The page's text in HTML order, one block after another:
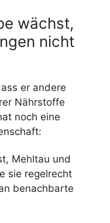
wächst,
nicht
er andere
Nährstoffe
noch eine
Mehltau und
sie regelrecht
benachbarte